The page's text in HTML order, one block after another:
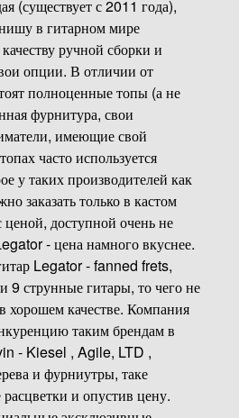
(существует с 2011 года),
в гитарном мире
ручной сборки и
опции. В отличии от
полноценные топы (а не
фурнитура, свои
имеющие свой
часто используется
у таких производителей как
заказать только в кастом
доступной очень не
- цена намного вкуснее.
Legator - fanned frets,
9 струнные гитары, то чего не
хорошем качестве. Компания
таким брендам в
- Kiesel , Agile, LTD ,
и фурниутры, таке
и опустив цену.